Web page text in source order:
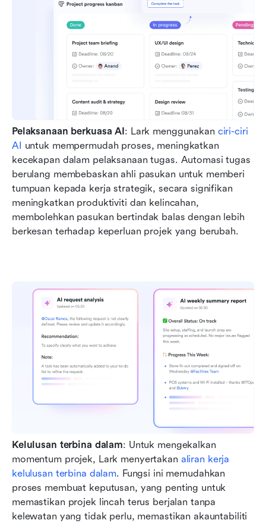
Pelaksanaan berkuasa AI: Lark menggunakan ciri-ciri
AI untuk mempermudah proses, meningkatkan
kecekapan dalam pelaksanaan tugas. Automasi tugas
berulang membebaskan ahli pasukan untuk memberi
tumpuan kepada kerja strategik, secara signifikan
meningkatkan produktiviti dan kelincahan,
membolehkan pasukan bertindak balas dengan lebih
berkesan terhadap keperluan projek yang berubah.
Kelulusan terbina dalam: Untuk mengekalkan
momentum projek, Lark menyertakan aliran kerja
kelulusan terbina dalam. Fungsi ini memudahkan
proses membuat keputusan, yang penting untuk
memastikan projek lincah terus berjalan tanpa
kelewatan yang tidak perlu, memastikan akauntabiliti